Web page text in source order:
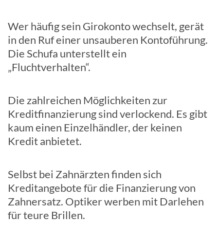
Wer häufig sein Girokonto wechselt, gerät
in den Ruf einer unsauberen Kontoführung.
Die Schufa unterstellt ein
„Fluchtverhalten“.
Die zahlreichen Möglichkeiten zur
Kreditfinanzierung sind verlockend. Es gibt
kaum einen Einzelhändler, der keinen
Kredit anbietet.
Selbst bei Zahnärzten finden sich
Kreditangebote für die Finanzierung von
Zahnersatz. Optiker werben mit Darlehen
für teure Brillen.